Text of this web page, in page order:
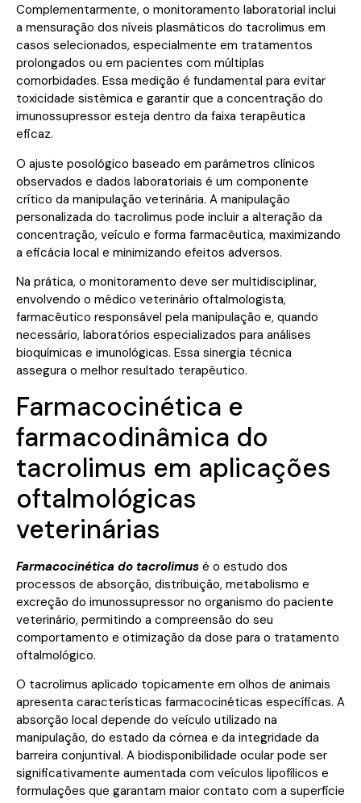
Complementarmente, o monitoramento laboratorial inclui
a mensuração dos níveis plasmáticos do tacrolimus em
casos selecionados, especialmente em tratamentos
prolongados ou em pacientes com múltiplas
comorbidades. Essa medição é fundamental para evitar
toxicidade sistêmica e garantir que a concentração do
imunossupressor esteja dentro da faixa terapêutica
eficaz.
O ajuste posológico baseado em parâmetros clínicos
observados e dados laboratoriais é um componente
crítico da manipulação veterinária. A manipulação
personalizada do tacrolimus pode incluir a alteração da
concentração, veículo e forma farmacêutica, maximizando
a eficácia local e minimizando efeitos adversos.
Na prática, o monitoramento deve ser multidisciplinar,
envolvendo o médico veterinário oftalmologista,
farmacêutico responsável pela manipulação e, quando
necessário, laboratórios especializados para análises
bioquímicas e imunológicas. Essa sinergia técnica
assegura o melhor resultado terapêutico.
Farmacocinética e
farmacodinâmica do
tacrolimus em aplicações
oftalmológicas
veterinárias
Farmacocinética do tacrolimus é o estudo dos
processos de absorção, distribuição, metabolismo e
excreção do imunossupressor no organismo do paciente
veterinário, permitindo a compreensão do seu
comportamento e otimização da dose para o tratamento
oftalmológico.
O tacrolimus aplicado topicamente em olhos de animais
apresenta características farmacocinéticas específicas. A
absorção local depende do veículo utilizado na
manipulação, do estado da córnea e da integridade da
barreira conjuntival. A biodisponibilidade ocular pode ser
significativamente aumentada com veículos lipofílicos e
formulações que garantam maior contato com a superfície